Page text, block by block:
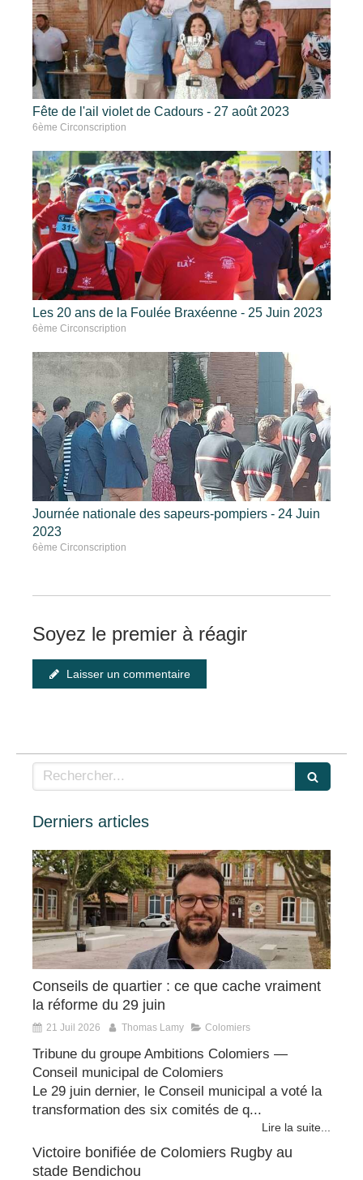
Fête de l'ail violet de Cadours - 27 août 2023
6ème Circonscription
Les 20 ans de la Foulée Braxéenne - 25 Juin 2023
6ème Circonscription
Journée nationale des sapeurs-pompiers - 24 Juin
2023
6ème Circonscription
Soyez le premier à réagir
Laisser un commentaire
Rechercher
Derniers articles
Conseils de quartier : ce que cache vraiment
la réforme du 29 juin
21 Juil 2026 Thomas Lamy Colomiers
Tribune du groupe Ambitions Colomiers —
Conseil municipal de Colomiers
Le 29 juin dernier, le Conseil municipal a voté la
transformation des six comités de q...
Lire la suite...
Victoire bonifiée de Colomiers Rugby au
stade Bendichou